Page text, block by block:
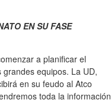
EN SU FASE
a planificar el
equipos. La UD,
en su feudo al Atco
toda la información